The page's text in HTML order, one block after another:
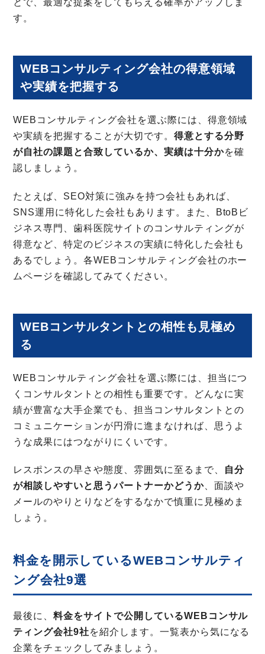
とで、最適な提案をしてもらえる確率がアップしま
す。
WEBコンサルティング会社の得意領域
や実績を把握する
WEBコンサルティング会社を選ぶ際には、得意領域
や実績を把握することが大切です。 得意とする分野
が自社の課題と合致しているか、実績は十分かを確
認しましょう。
たとえば、SEO対策に強みを持つ会社もあれば、
SNS運用に特化した会社もあります。また、BtoBビ
ジネス専門、歯科医院サイトのコンサルティングが
得意など、特定のビジネスの実績に特化した会社も
あるでしょう。各WEBコンサルティング会社のホー
ムページを確認してみてください。
WEBコンサルタントとの相性も見極め
る
WEBコンサルティング会社を選ぶ際には、担当につ
くコンサルタントとの相性も重要です。どんなに実
績が豊富な大手企業でも、担当コンサルタントとの
コミュニケーションが円滑に進まなければ、思うよ
うな成果にはつながりにくいです。
レスポンスの早さや態度、雰囲気に至るまで、
自分
が相談しやすいと思うパートナーかどうか、面談や
メールのやりとりなどをするなかで慎重に見極めま
しょう。
料金を開示しているWEBコンサルティ
ング会社9選
最後に、料金をサイトで公開しているWEBコンサル
ティング会社9社を紹介します。一覧表から気になる
企業をチェックしてみましょう。